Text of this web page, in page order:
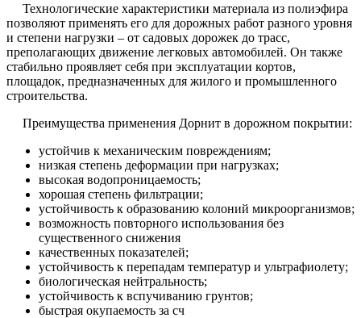
Технологические характеристики материала из полиэфира
позволяют применять его для дорожных работ разного уровня
и степени нагрузки – от садовых дорожек до трасс,
преполагающих движение легковых автомобилей. Он также
стабильно проявляет себя при эксплуатации кортов,
площадок, предназначенных для жилого и промышленного
строительства.
Преимущества применения Дорнит в дорожном покрытии:
устойчив к механическим повреждениям;
низкая степень деформации при нагрузках;
высокая водопроницаемость;
хорошая степень фильтрации;
устойчивость к образованию колоний микроорганизмов;
возможность повторного использования без
существенного снижения
качественных показателей;
устойчивость к перепадам температур и ультрафиолету;
биологическая нейтральность;
устойчивость к вспучиванию грунтов;
быстрая окупаемость за сч